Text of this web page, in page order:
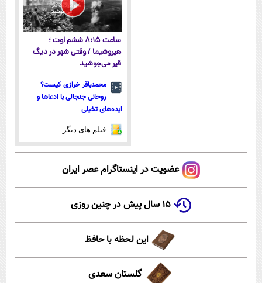
ساعت ۸:۱۵ ششم اوت ؛
هیروشیما / وقتی شهر در دیگ
قیر می‌جوشید
محمدباقر خرازی کیست؟
روحانی جنجالی با ادعاها و
ایده‌های تخیلی
فیلم های دیگر
عضویت در اینستاگرام عصر ایران
۱۵ سال پیش در چنین روزی
این لحظه با حافظ
گلستان سعدی